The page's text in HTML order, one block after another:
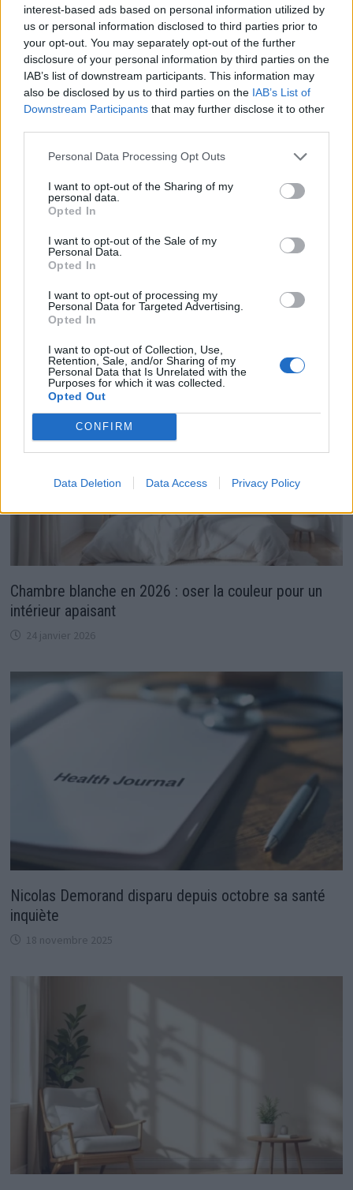
interest-based ads based on personal information utilized by
us or personal information disclosed to third parties prior to
your opt-out. You may separately opt-out of the further
disclosure of your personal information by third parties on the
IAB’s list of downstream participants. This information may
also be disclosed by us to third parties on the IAB’s List of
Downstream Participants that may further disclose it to other
Personal Data Processing Opt Outs
I want to opt-out of the Sharing of my
personal data.
Opted In
I want to opt-out of the Sale of my
Personal Data.
Opted In
I want to opt-out of processing my
Personal Data for Targeted Advertising.
Opted In
I want to opt-out of Collection, Use,
Retention, Sale, and/or Sharing of my
Personal Data that Is Unrelated with the
Purposes for which it was collected.
Opted Out
CONFIRM
Data Deletion Data Access Privacy Policy
Navigation
de
l’article
PUBLICATION PRÉCÉDENTEPublication
précédente :
Ventilateur inefficace : la
solution simple en 2
minutes pour un vrai
rafraîchissement
PUBLICATION SUIVANTE
Glaçons et ventilateur :
la méthode miracle pour
rafraîchir votre maison
en plein canicule
Histoiredemaison
VOUS POURRIEZ AUSSI AIMER
Chambre blanche en 2026 : oser la couleur pour un
intérieur apaisant
24 janvier 2026
Nicolas Demorand disparu depuis octobre sa santé
inquiète
18 novembre 2025